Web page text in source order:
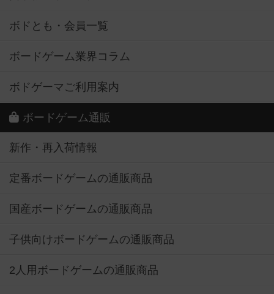
ボドとも・会員一覧
ボードゲーム業界コラム
ボドゲーマご利用案内
ボードゲーム通販
新作・再入荷情報
定番ボードゲームの通販商品
国産ボードゲームの通販商品
子供向けボードゲームの通販商品
2人用ボードゲームの通販商品